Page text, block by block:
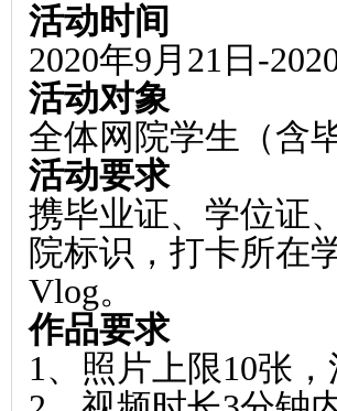
活动时间
2020年9月21日-
活动对象
全体网院学生（含
活动要求
携毕业证、学位证
院标识，打卡所在
Vlog。
作品要求
1、照片上限10张